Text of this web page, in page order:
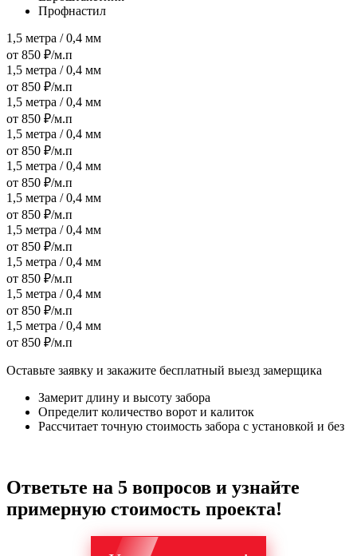
Профнастил
1,5 метра / 0,4 мм
от 850 ₽/м.п
1,5 метра / 0,4 мм
от 850 ₽/м.п
1,5 метра / 0,4 мм
от 850 ₽/м.п
1,5 метра / 0,4 мм
от 850 ₽/м.п
1,5 метра / 0,4 мм
от 850 ₽/м.п
1,5 метра / 0,4 мм
от 850 ₽/м.п
1,5 метра / 0,4 мм
от 850 ₽/м.п
1,5 метра / 0,4 мм
от 850 ₽/м.п
1,5 метра / 0,4 мм
от 850 ₽/м.п
1,5 метра / 0,4 мм
от 850 ₽/м.п
Оставьте заявку и закажите бесплатный выезд замерщика
Замерит длину и высоту забора
Определит количество ворот и калиток
Рассчитает точную стоимость забора с установкой и без
Ответьте на 5 вопросов и узнайте
примерную стоимость проекта!